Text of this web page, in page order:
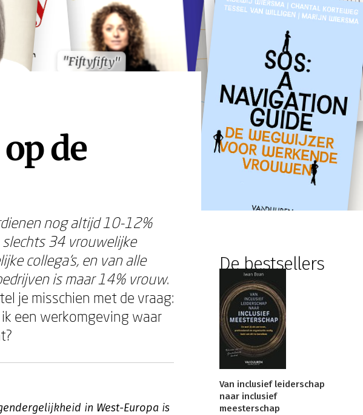
"Fiftyfifty"
"Fiftyfifty"
de
nog altijd 10-12%
slechts 34 vrouwelijke
collega's, en van alle
is maar 14% vrouw.
je misschien met de vraag:
een werkomgeving waar
in West-Europa is
De bestsellers
Van inclusief leiderschap
naar inclusief
meesterschap